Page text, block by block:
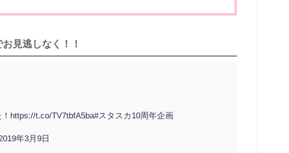
見逃しなく！！
https://t.co/TV7tbfA5ba#スタスカ10周年企画
年3月9日